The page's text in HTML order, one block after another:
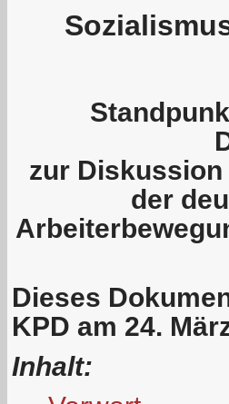
zur
der
Dieses
KPD am 24.
Inhalt: